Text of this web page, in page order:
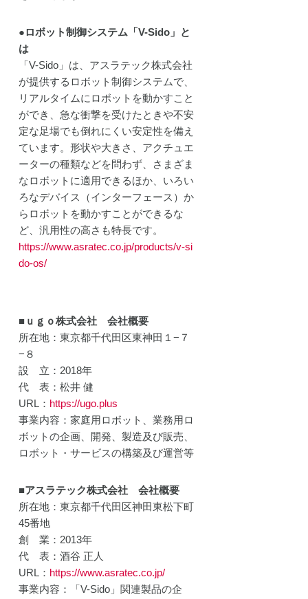
●ロボット制御システム「V-Sido」と
は
「V-Sido」は、アスラテック株式会社
が提供するロボット制御システムで、
リアルタイムにロボットを動かすこと
ができ、急な衝撃を受けたときや不安
定な足場でも倒れにくい安定性を備え
ています。形状や大きさ、アクチュエ
ーターの種類などを問わず、さまざま
なロボットに適用できるほか、いろい
ろなデバイス（インターフェース）か
らロボットを動かすことができるな
ど、汎用性の高さも特長です。
https://www.asratec.co.jp/products/v-si
do-os/
■ｕｇｏ株式会社 会社概要
所在地：東京都千代田区東神田１−７
−８
設 立：2018年
代 表：松井 健
URL： https://ugo.plus
事業内容：家庭用ロボット、業務用ロ
ボットの企画、開発、製造及び販売、
ロボット・サービスの構築及び運営等
■アスラテック株式会社 会社概要
所在地：東京都千代田区神田東松下町
45番地
創 業：2013年
代 表：酒谷 正人
URL： https://www.asratec.co.jp/
事業内容：「V-Sido」関連製品の企